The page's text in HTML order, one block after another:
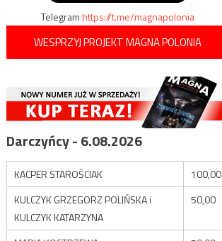
Telegramhttps://t.me/magnapolonia
WESPRZYJ PROJEKT MAGNA POLONIA
Darczyńcy - 6.08.2026
KACPER STAROŚCIAK
100,00
KULCZYK GRZEGORZ POLIŃSKA i
KULCZYK KATARZYNA
50,00